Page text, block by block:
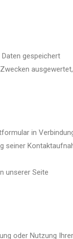
gespeichert
ausgewertet,
in
seiner
unserer Seite
oder Nutzung